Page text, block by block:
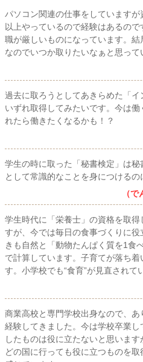
パソコン関連の仕事をしています
以上やっているので経験はあるの
職が厳しいものになっています。
なのでいつか取りたいなぁと思って
過去に取ろうとしてあきらめた「
いずれ取得してみたいです。今は
れたら働きたくなるかも！？
学生の時に取った「秘書検定」は
として常識的なことを身につけるの
（
学生時代に「栄養士」の資格を取
すが、今では毎日の食事づくりに
きも自然と「動物たんぱく質を1食
で計算しています。子育てが落ち
す。小学校でも“食育”が見直されて
商業高校と専門学校出身なので、
経験してきました。今は学校卒業
したものは役に立たないと思いま
どの国に行っても役に立つものを